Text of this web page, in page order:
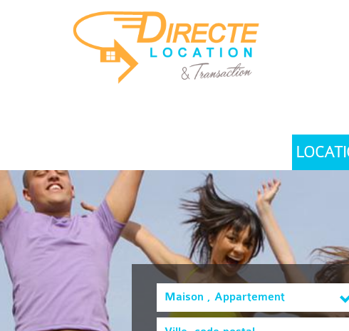
Maison , Appartement